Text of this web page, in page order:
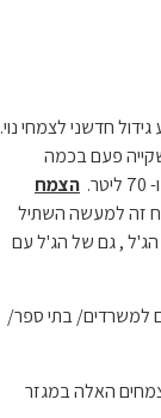
חדשני לצמחי נוי.
פעם בכמה
הצמח
זה למעשה השתיל
, גם של הג'ל עם
למשרדים/ בתי ספר/
האלה במגזר